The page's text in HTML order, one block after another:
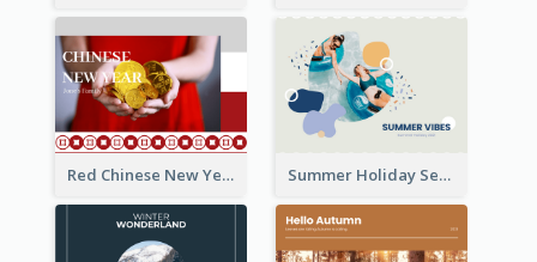
Red Chinese New Year Seasonal Photo Book Summer Holiday Seasonal Photo Book